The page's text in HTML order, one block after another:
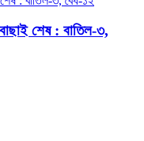
শেষ : বাতিল-৩,